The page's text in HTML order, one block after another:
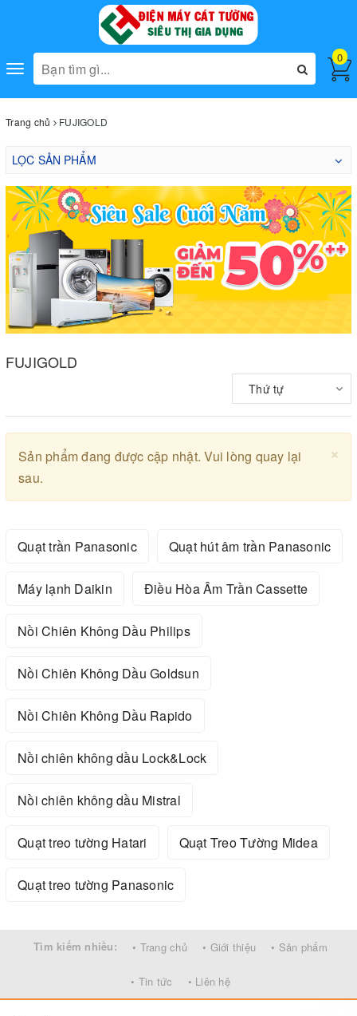
Toggle
navigation
0
Trang chủ FUJIGOLD
LỌC SẢN PHẨM
FUJIGOLD
Thứ tự
×
Sản phẩm đang được cập nhật. Vui lòng quay lại
sau.
Quạt trần Panasonic Quạt hút âm trần Panasonic
Máy lạnh Daikin Điều Hòa Âm Trần Cassette
Nồi Chiên Không Dầu Philips
Nồi Chiên Không Dầu Goldsun
Nồi Chiên Không Dầu Rapido
Nồi chiên không dầu Lock&Lock
Nồi chiên không dầu Mistral
Quạt treo tường Hatari Quạt Treo Tường Midea
Quạt treo tường Panasonic
Tìm kiếm nhiều: • Trang chủ • Giới thiệu • Sản phẩm
• Tin tức • Liên hệ